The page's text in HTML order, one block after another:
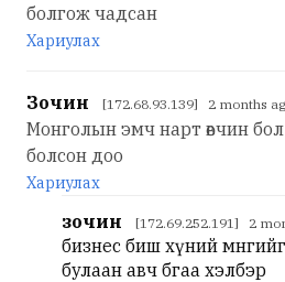
болгож чадсан
Хариулах
Зочин [172.68.93.139] 2 months
Монголын эмч нарт өвчин
болсон доо
Хариулах
зочин [172.69.252.191] 2
бизнес биш хүний
булаан авч бгаа хэлбэр